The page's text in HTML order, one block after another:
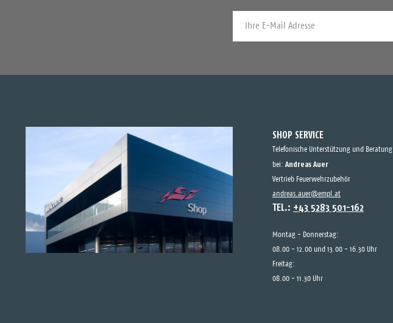
SHOP SERVICE
Telefonische Unterstützung und Beratung
bei: Andreas Auer
Vertrieb Feuerwehrzubehör
andreas.auer@empl.at
TEL.: +43 5283 501-162
Montag - Donnerstag:
08.00 - 12.00 und 13.00 - 16.30 Uhr
Freitag:
08.00 - 11.30 Uhr